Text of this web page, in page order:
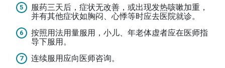
服药三天后，症状无改善，或出现发热咳嗽加重，
并有其他症状如胸闷、心悸等时应去医院就诊。
按照用法用量服用，小儿、年老体虚者应在医师指
导下服用。
连续服用应向医师咨询。